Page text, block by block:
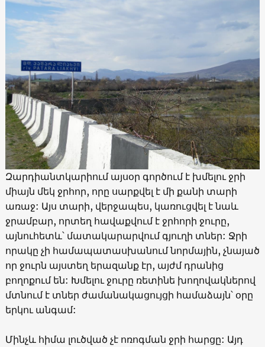
Զարդիանտկարիում այսօր գործում է խմելու ջրի
միայն մեկ ջրհոր, որը սարքվել է մի քանի տարի
առաջ: Այս տարի, վերջապես, կառուցվել է նաև
ջրամբար, որտեղ հավաքվում է ջրհորի ջուրը,
այնուհետև՝ մատակարարվում գյուղի տներ: Ջրի
որակը չի համապատասխանում նորմային, չնայած
որ ջուրն այստեղ երազանք էր, այժմ դրանից
բողոքում են: Խմելու ջուրը ռետինե խողովակներով
մտնում է տներ ժամանակացույցի համաձայն՝ օրը
երկու անգամ:
Մինչև հիմա լուծված չէ ոռոգման ջրի հարցը: Այդ